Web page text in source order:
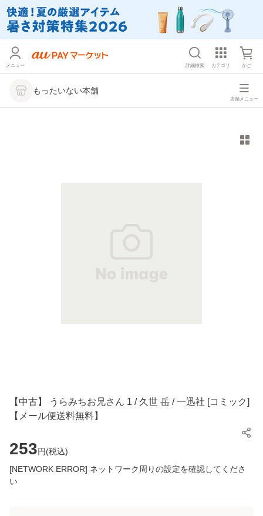
メニュー 詳細検索 カテゴリ かご
もったいない本舗
店舗メニュー
【中古】 うらみちお兄さん 1 / 久世 岳 / 一迅社 [コミック]
【メール便送料無料】
253円(税込)
[NETWORK ERROR] ネットワーク周りの設定を確認してくださ
い